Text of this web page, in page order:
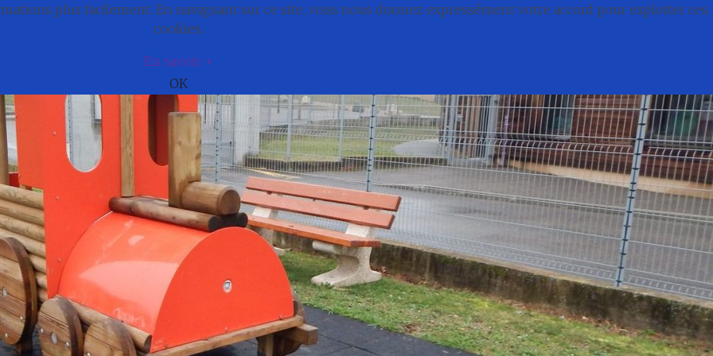
Cadre de vie
plus facilement. En naviguant sur ce site, vous nous donnez expressément votre accord pour exploiter ces
cookies.
En savoir +
OK